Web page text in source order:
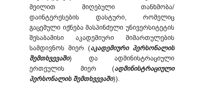
მეილით მიღებული თანხმობა/
დაინტერესების დასტური, რომელიც
გაცემული იქნება მასპინძელი უნივერსიტეტის
შესაბამისი აკადემიური მიმართულების
სამდივნოს მიერ (აკადემიური პერსონალის
შემთხვევაში) და ადმინისტრაციული
ერთეულის მიერ (ადმინისტრაციული
პერსონალის შემთხვევაში)).